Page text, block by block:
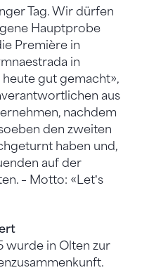
Tag. Wir dürfen
Hauptprobe
Première in
in
heute gut gemacht»,
aus
nachdem
den zweiten
haben und,
auf der
– Motto: «Letʼs
wurde in Olten zur